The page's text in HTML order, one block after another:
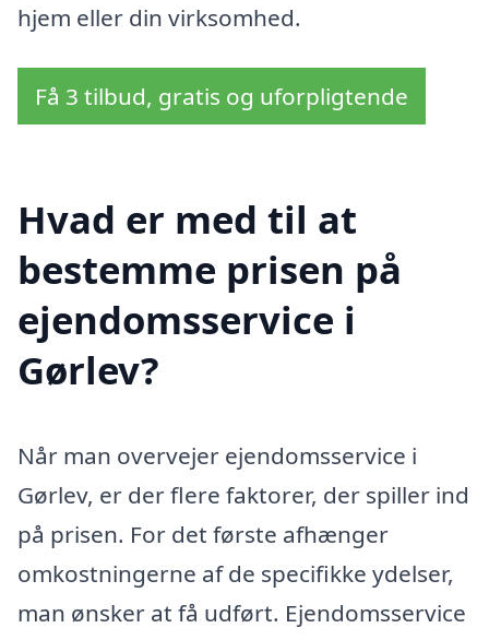
hjem eller din virksomhed.
Få 3 tilbud, gratis og uforpligtende
Hvad er med til at
bestemme prisen på
ejendomsservice i
Gørlev?
Når man overvejer ejendomsservice i
Gørlev, er der flere faktorer, der spiller ind
på prisen. For det første afhænger
omkostningerne af de specifikke ydelser,
man ønsker at få udført. Ejendomsservice